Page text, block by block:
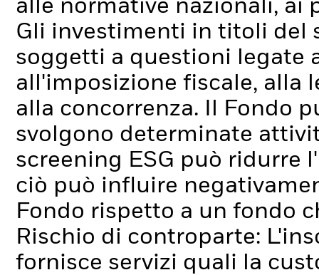
alle normative nazionali, ai
Gli investimenti in titoli del
soggetti a questioni legate
all'imposizione fiscale, alla
alla concorrenza.
Il Fondo
svolgono determinate
screening ESG può ridurre
ciò può influire
Fondo rispetto a un fondo
Rischio di controparte:
fornisce servizi quali la